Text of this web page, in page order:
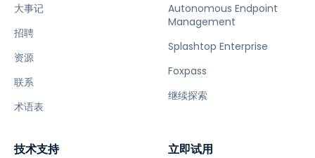
大事记
招聘
资源
联系
术语表
Autonomous Endpoint
Management
Splashtop Enterprise
Foxpass
继续探索
技术支持 立即试用